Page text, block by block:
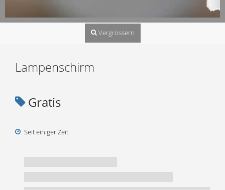
Vergrössern
Lampenschirm
Gratis
Seit einiger Zeit